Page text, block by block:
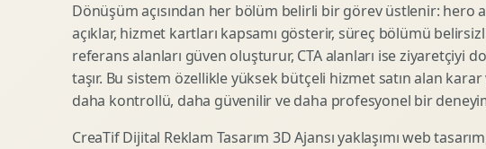
Kategori Sayfasi Tasarimi
Sepet Odeme UX
Eticaret SEO Altyapisi
Webinar Landing Page
App Landing Page
Form Optimizasyonu
Sales Page Tasarimi
Story
Statik
Dönüşüm açısından her bölüm belirli bir görev üstlenir: hero
açıklar, hizmet kartları kapsamı gösterir, süreç bölümü
referans alanları güven oluşturur, CTA alanları ise ziyaretçiyi
taşır. Bu sistem özellikle yüksek bütçeli hizmet satın alan
daha kontrollü, daha güvenilir ve daha profesyonel bir
CreaTif Dijital Reklam Tasarım 3D Ajansı yaklaşımı web